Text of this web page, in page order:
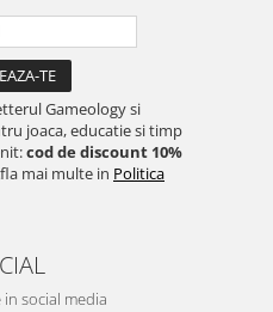
Gameology si
joaca, educatie si timp
cod de discount 10%
mai multe in Politica
social media